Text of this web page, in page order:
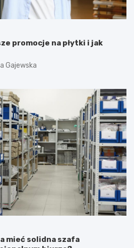
promocje na płytki i jak
Gajewska
mieć solidna szafa